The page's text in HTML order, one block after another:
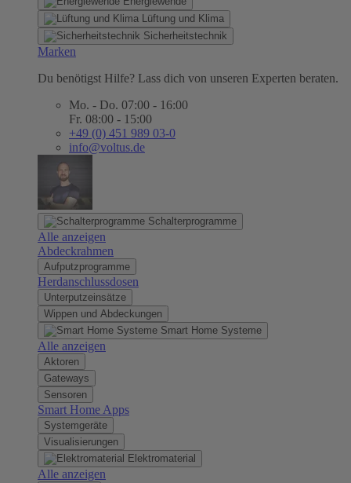
Lüftung und Klima
Sicherheitstechnik
Marken
Du benötigst Hilfe? Lass dich von unseren Experten beraten.
Mo. - Do. 07:00 - 16:00
Fr. 08:00 - 15:00
+49 (0) 451 989 03-0
info@voltus.de
Schalterprogramme
Alle anzeigen
Abdeckrahmen
Aufputzprogramme
Herdanschlussdosen
Unterputzeinsätze
Wippen und Abdeckungen
Smart Home Systeme
Alle anzeigen
Aktoren
Gateways
Sensoren
Smart Home Apps
Systemgeräte
Visualisierungen
Elektromaterial
Alle anzeigen